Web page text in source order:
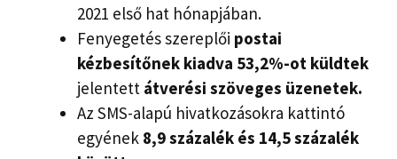
2021 első hat hónapjában.
Fenyegetés szereplői postai
kézbesítőnek kiadva 53,2%-ot küldtek
jelentett átverési szöveges üzenetek.
Az SMS-alapú hivatkozásokra kattintó
egyének 8,9 százalék és 14,5 százalék